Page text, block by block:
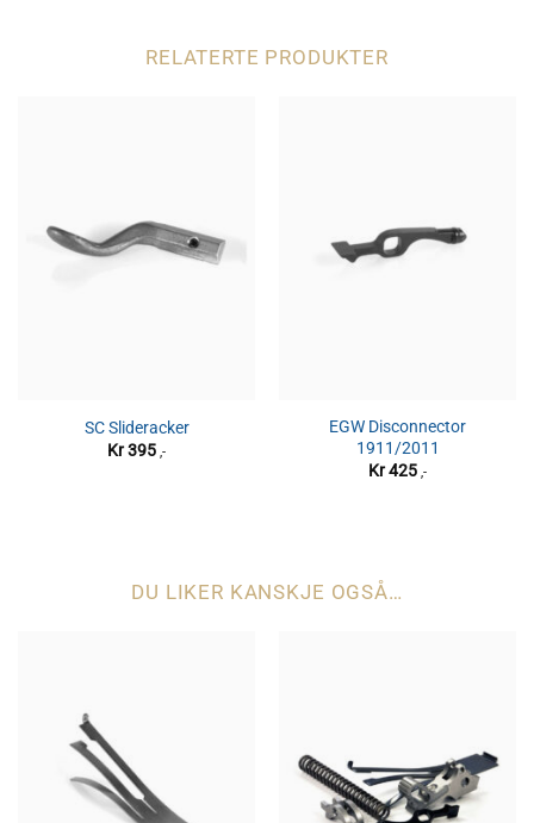
RELATERTE PRODUKTER
SC Slideracker
Kr395 ,-
EGW Disconnector
1911/2011
Kr425 ,-
DU LIKER KANSKJE OGSÅ…